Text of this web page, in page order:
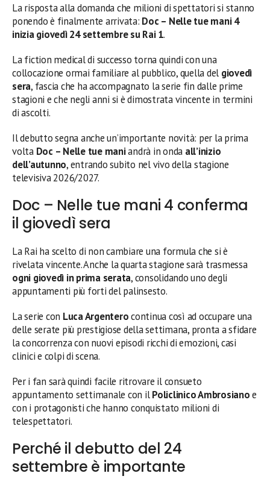
La risposta alla domanda che milioni di spettatori si stanno
ponendo è finalmente arrivata: Doc – Nelle tue mani 4
inizia giovedì 24 settembre su Rai 1.
La fiction medical di successo torna quindi con una
collocazione ormai familiare al pubblico, quella del giovedì
sera, fascia che ha accompagnato la serie fin dalle prime
stagioni e che negli anni si è dimostrata vincente in termini
di ascolti.
Il debutto segna anche un’importante novità: per la prima
volta Doc – Nelle tue maniandrà in onda all’inizio
dell’autunno, entrando subito nel vivo della stagione
televisiva 2026/2027.
Doc – Nelle tue mani 4 conferma
il giovedì sera
La Rai ha scelto di non cambiare una formula che si è
rivelata vincente. Anche la quarta stagione sarà trasmessa
ogni giovedì in prima serata, consolidando uno degli
appuntamenti più forti del palinsesto.
La serie con Luca Argenterocontinua così ad occupare una
delle serate più prestigiose della settimana, pronta a sfidare
la concorrenza con nuovi episodi ricchi di emozioni, casi
clinici e colpi di scena.
Per i fan sarà quindi facile ritrovare il consueto
appuntamento settimanale con ilPoliclinico Ambrosianoe
con i protagonisti che hanno conquistato milioni di
telespettatori.
Perché il debutto del 24
settembre è importante